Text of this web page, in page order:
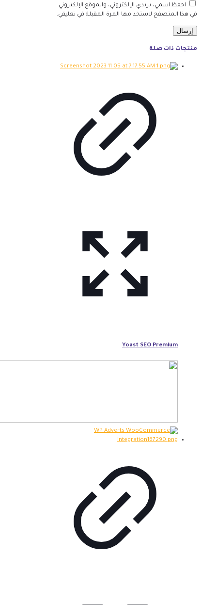
احفظ اسمي، بريدي الإلكتروني، والموقع الإلكتروني
في هذا المتصفح لاستخدامها المرة المقبلة في تعليقي.
منتجات ذات صلة
Yoast SEO Premium